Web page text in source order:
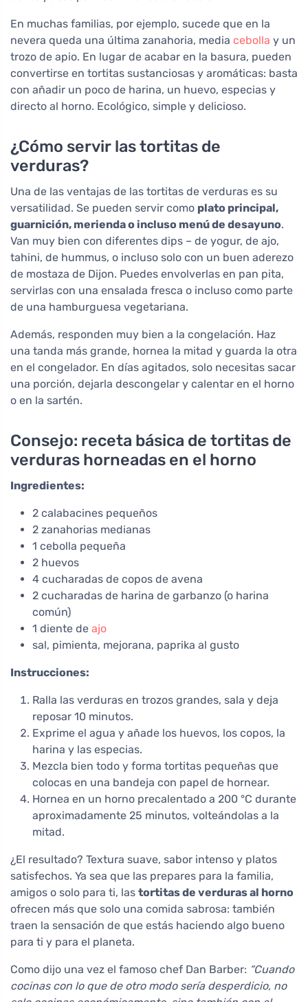
En muchas familias, por ejemplo, sucede que en la
nevera queda una última zanahoria, media cebolla y un
trozo de apio. En lugar de acabar en la basura, pueden
convertirse en tortitas sustanciosas y aromáticas: basta
con añadir un poco de harina, un huevo, especias y
directo al horno. Ecológico, simple y delicioso.
¿Cómo servir las tortitas de
verduras?
Una de las ventajas de las tortitas de verduras es su
versatilidad. Se pueden servir como plato principal,
guarnición, merienda o incluso menú de desayuno.
Van muy bien con diferentes dips – de yogur, de ajo,
tahini, de hummus, o incluso solo con un buen aderezo
de mostaza de Dijon. Puedes envolverlas en pan pita,
servirlas con una ensalada fresca o incluso como parte
de una hamburguesa vegetariana.
Además, responden muy bien a la congelación. Haz
una tanda más grande, hornea la mitad y guarda la otra
en el congelador. En días agitados, solo necesitas sacar
una porción, dejarla descongelar y calentar en el horno
o en la sartén.
Consejo: receta básica de tortitas de
verduras horneadas en el horno
Ingredientes:
2 calabacines pequeños
2 zanahorias medianas
1 cebolla pequeña
2 huevos
4 cucharadas de copos de avena
2 cucharadas de harina de garbanzo (o harina
común)
1 diente de ajo
sal, pimienta, mejorana, paprika al gusto
Instrucciones:
Ralla las verduras en trozos grandes, sala y deja
reposar 10 minutos.
Exprime el agua y añade los huevos, los copos, la
harina y las especias.
Mezcla bien todo y forma tortitas pequeñas que
colocas en una bandeja con papel de hornear.
Hornea en un horno precalentado a 200 °C durante
aproximadamente 25 minutos, volteándolas a la
mitad.
¿El resultado? Textura suave, sabor intenso y platos
satisfechos. Ya sea que las prepares para la familia,
amigos o solo para ti, las tortitas de verduras al horno
ofrecen más que solo una comida sabrosa: también
traen la sensación de que estás haciendo algo bueno
para ti y para el planeta.
Como dijo una vez el famoso chef Dan Barber: “Cuando
cocinas con lo que de otro modo sería desperdicio, no